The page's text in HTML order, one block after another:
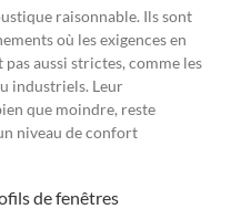
raisonnable. Ils sont
où les exigences en
aussi strictes, comme les
industriels. Leur
que moindre, reste
niveau de confort
de fenêtres